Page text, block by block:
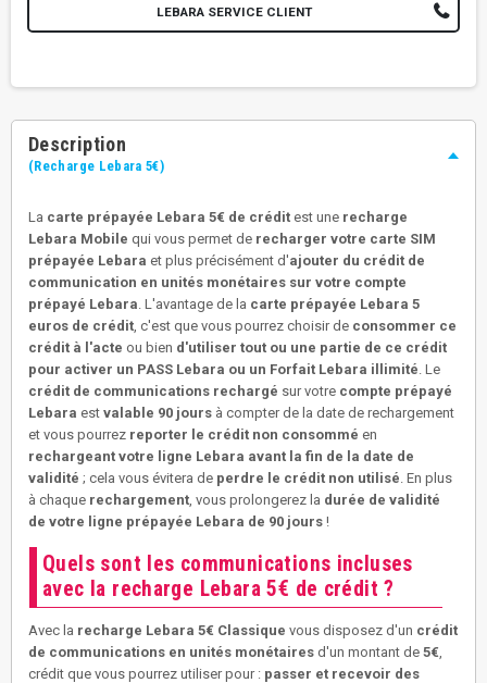
LEBARA SERVICE CLIENT
Description
(Recharge Lebara 5€)
La carte prépayée Lebara 5€ de crédit est une recharge
Lebara Mobile qui vous permet de recharger votre carte SIM
prépayée Lebara et plus précisément d'ajouter du crédit de
communication en unités monétaires sur votre compte
prépayé Lebara . L'avantage de la carte prépayée Lebara 5
euros de crédit , c'est que vous pourrez choisir de consommer ce
crédit à l'acte ou bien d'utiliser tout ou une partie de ce crédit
pour activer un PASS Lebara ou un Forfait Lebara illimité . Le
crédit de communications rechargé sur votre compte prépayé
Lebara est valable 90 jours à compter de la date de rechargement
et vous pourrez reporter le crédit non consommé en
rechargeant votre ligne Lebara avant la fin de la date de
validité ; cela vous évitera de perdre le crédit non utilisé . En plus
à chaque rechargement , vous prolongerez la durée de validité
de votre ligne prépayée Lebara de 90 jours !
Quels sont les communications incluses
avec la recharge Lebara 5€ de crédit ?
Avec la recharge Lebara 5€ Classique vous disposez d'un crédit
de communications en unités monétaires d'un montant de 5€
crédit que vous pourrez utiliser pour : passer et recevoir des